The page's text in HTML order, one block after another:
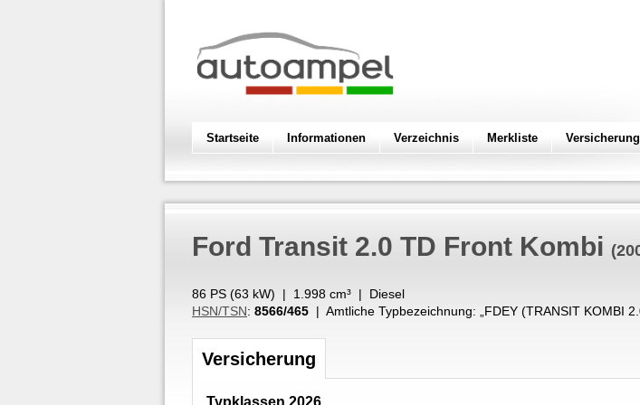
Startseite Informationen Verzeichnis Merkliste
Ford Transit 2.0 TD Front Kombi
86 PS (63 kW) | 1.998 cm³ | Diesel
HSN/TSN: 8566/465 | Amtliche Typbezeichnung: „ FDEY (TRANSIT KOMBI
Versicherung
Typklassen 2026